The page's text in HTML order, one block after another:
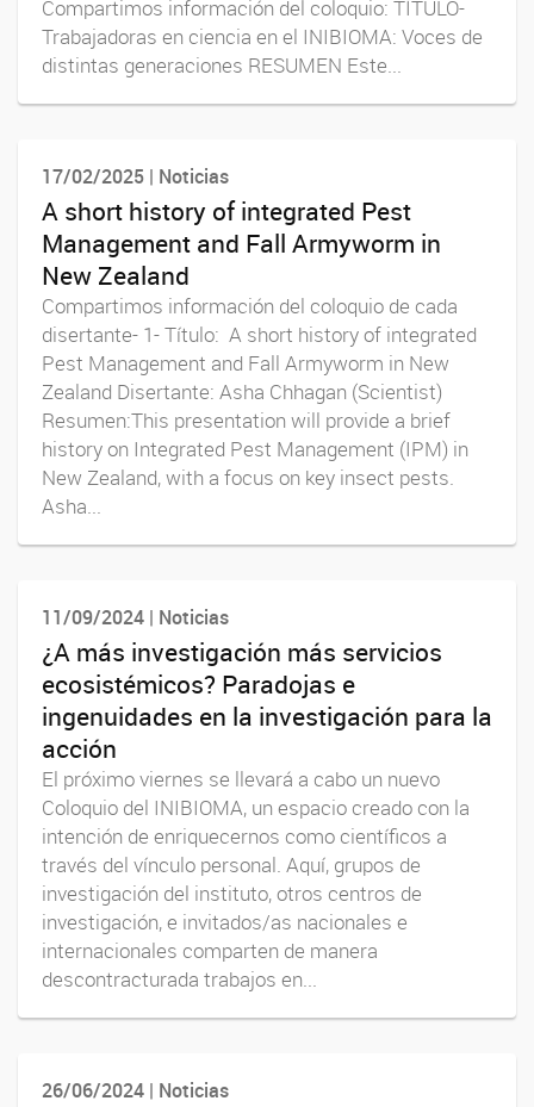
Compartimos información del coloquio: TÍTULO-
Trabajadoras en ciencia en el INIBIOMA: Voces de
distintas generaciones RESUMEN Este...
17/02/2025 | Noticias
A short history of integrated Pest
Management and Fall Armyworm in
New Zealand
Compartimos información del coloquio de cada
disertante- 1- Título: A short history of integrated
Pest Management and Fall Armyworm in New
Zealand Disertante: Asha Chhagan (Scientist)
Resumen:This presentation will provide a brief
history on Integrated Pest Management (IPM) in
New Zealand, with a focus on key insect pests.
Asha...
11/09/2024 | Noticias
¿A más investigación más servicios
ecosistémicos? Paradojas e
ingenuidades en la investigación para la
acción
El próximo viernes se llevará a cabo un nuevo
Coloquio del INIBIOMA, un espacio creado con la
intención de enriquecernos como científicos a
través del vínculo personal. Aquí, grupos de
investigación del instituto, otros centros de
investigación, e invitados/as nacionales e
internacionales comparten de manera
descontracturada trabajos en...
26/06/2024 | Noticias